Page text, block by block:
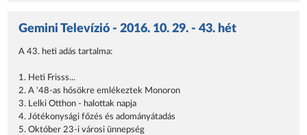
Gemini Televízió - 2016. 10. 29. - 43. hét
A 43. heti adás tartalma:
1. Heti Frisss...
2. A '48-as hősökre emlékeztek Monoron
3. Lelki Otthon - halottak napja
4. Jótékonysági főzés és adományátadás
5. Október 23-i városi ünnepség